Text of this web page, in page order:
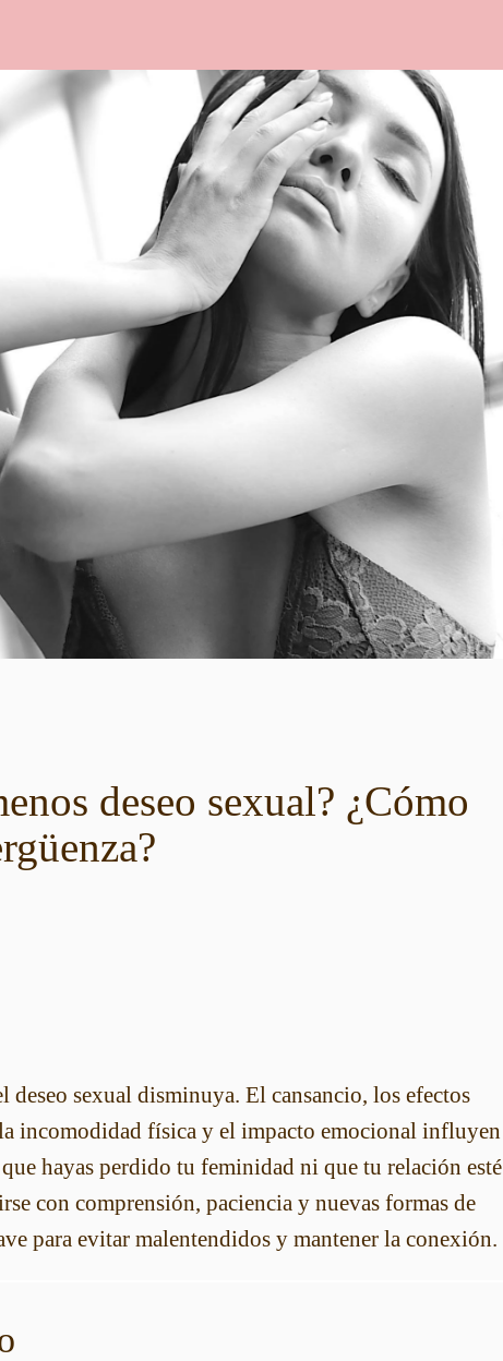
deseo sexual? ¿Cómo
deseo sexual disminuya. El cansancio, los efectos
incomodidad física y el impacto emocional influyen
hayas perdido tu feminidad ni que tu relación esté
con comprensión, paciencia y nuevas formas de
para evitar malentendidos y mantener la conexión.